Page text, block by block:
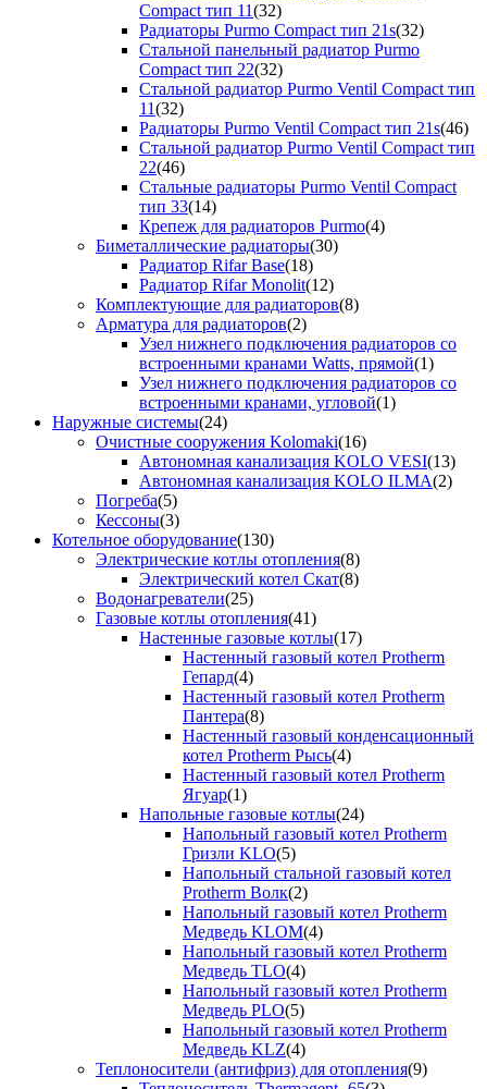
Compact тип 11(32)
Радиаторы Purmo Compact тип 21s(32)
Стальной панельный радиатор Purmo
Compact тип 22(32)
Стальной радиатор Purmo Ventil Compact тип
11(32)
Радиаторы Purmo Ventil Compact тип 21s(46)
Стальной радиатор Purmo Ventil Compact тип
22(46)
Стальные радиаторы Purmo Ventil Compact
тип 33(14)
Крепеж для радиаторов Purmo(4)
Биметаллические радиаторы(30)
Радиатор Rifar Base(18)
Радиатор Rifar Monolit(12)
Комплектующие для радиаторов(8)
Арматура для радиаторов(2)
Узел нижнего подключения радиаторов со
встроенными кранами Watts, прямой(1)
Узел нижнего подключения радиаторов со
встроенными кранами, угловой(1)
Наружные системы(24)
Очистные сооружения Kolomaki(16)
Автономная канализация KOLO VESI(13)
Автономная канализация KOLO ILMA(2)
Погреба(5)
Кессоны(3)
Котельное оборудование(130)
Электрические котлы отопления(8)
Электрический котел Скат(8)
Водонагреватели(25)
Газовые котлы отопления(41)
Настенные газовые котлы(17)
Настенный газовый котел Protherm
Гепард(4)
Настенный газовый котел Protherm
Пантера(8)
Настенный газовый конденсационный
котел Protherm Рысь(4)
Настенный газовый котел Protherm
Ягуар(1)
Напольные газовые котлы(24)
Напольный газовый котел Protherm
Гризли KLO(5)
Напольный стальной газовый котел
Protherm Волк(2)
Напольный газовый котел Protherm
Медведь KLOM(4)
Напольный газовый котел Protherm
Медведь TLO(4)
Напольный газовый котел Protherm
Медведь PLO(5)
Напольный газовый котел Protherm
Медведь KLZ(4)
Теплоносители (антифриз) для отопления(9)